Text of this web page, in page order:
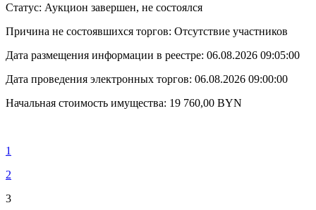
Статус: Аукцион завершен, не состоялся
Причина не состоявшихся торгов: Отсутствие участников
Дата размещения информации в реестре: 06.08.2026 09:05:00
Дата проведения электронных торгов: 06.08.2026 09:00:00
Начальная стоимость имущества: 19 760,00 BYN
1
2
3